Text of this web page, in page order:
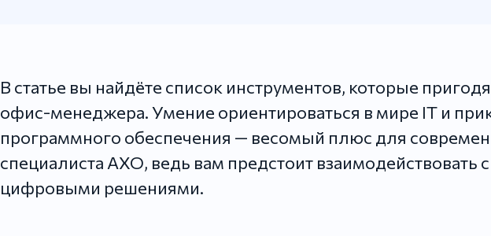
В статье вы найдёте список инструментов, которые
офис-менеджера. Умение ориентироваться в мире IT и
программного обеспечения — весомый плюс для
специалиста АХО, ведь вам предстоит взаимодействовать
цифровыми решениями.